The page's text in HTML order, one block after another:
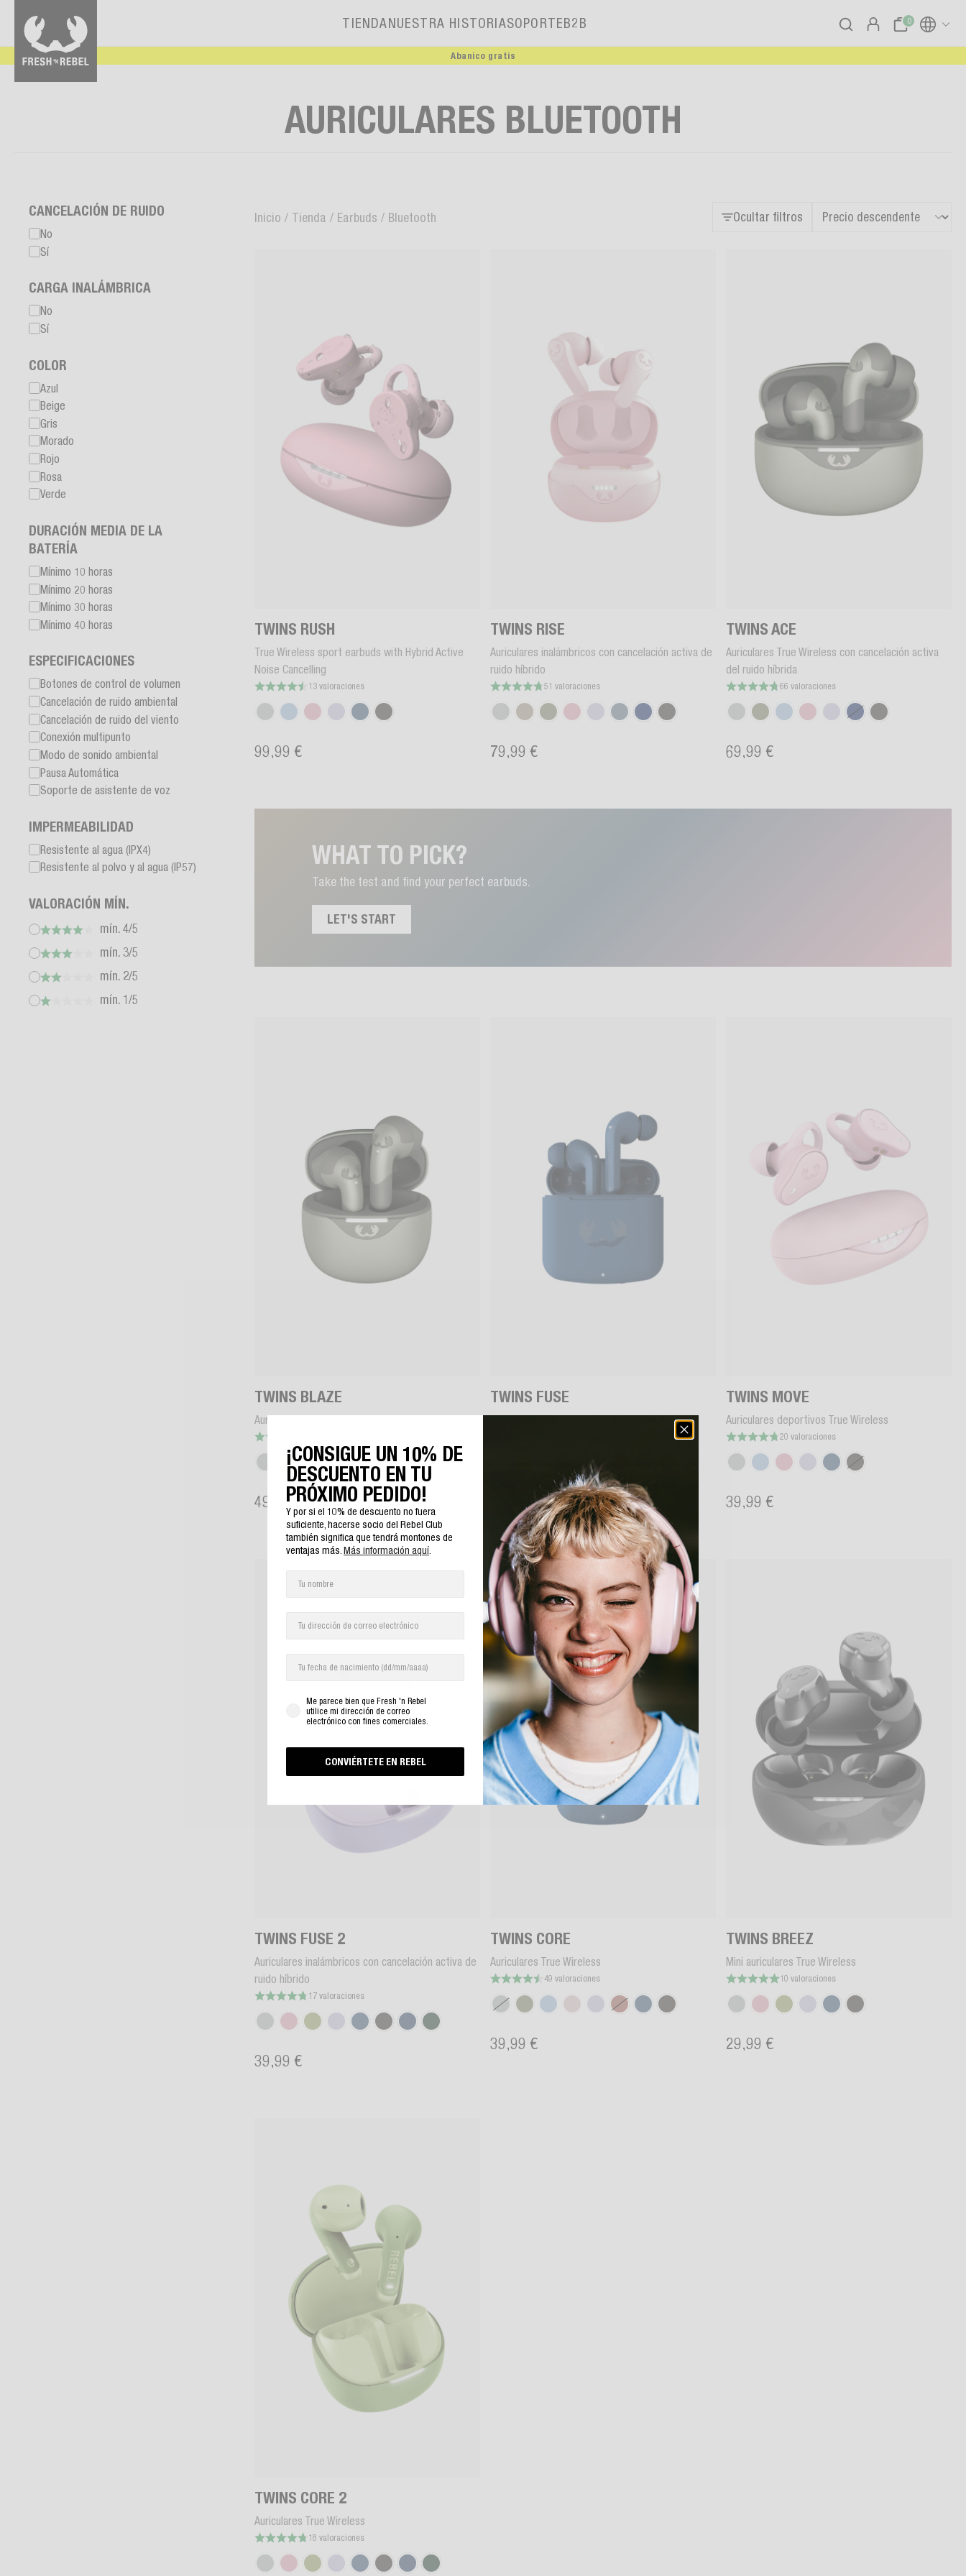
0
TIENDANUESTRA HISTORIA
Nuestra historia
SOPORTEB2B
Abanico gratis
AURICULARES BLUETOOTH
CANCELACIÓN DE RUIDO
No
Sí
CARGA INALÁMBRICA
No
Sí
COLOR
Azul
Beige
Gris
Morado
Rojo
Rosa
Verde
DURACIÓN MEDIA DE LA
BATERÍA
Mínimo 10 horas
Mínimo 20 horas
Mínimo 30 horas
Mínimo 40 horas
ESPECIFICACIONES
Botones de control de volumen
Cancelación de ruido ambiental
Cancelación de ruido del viento
Conexión multipunto
Modo de sonido ambiental
Pausa Automática
Soporte de asistente de voz
IMPERMEABILIDAD
Resistente al agua (IPX4)
Resistente al polvo y al agua (IP57)
VALORACIÓN MÍN.
mín. 4/5
mín. 3/5
mín. 2/5
mín. 1/5
Inicio / Tienda / Earbuds / Bluetooth Ocultar filtros
WHAT TO PICK?
Take the test and find your perfect earbuds.
LET'S START
TWINS RUSH
True Wireless sport earbuds with Hybrid Active
Noise Cancelling
13 valoraciones
99,99 €
TWINS RISE
Auriculares inalámbricos con cancelación activa de
ruido híbrido
51 valoraciones
79,99 €
TWINS ACE
Auriculares True Wireless con cancelación activa
del ruido híbrida
66 valoraciones
69,99 €
TWINS BLAZE
Auriculares True Wireless
49,99 €
TWINS FUSE
Auriculares True Wireless con almohadilla
39,99 €
TWINS MOVE
Auriculares deportivos True Wireless
20 valoraciones
39,99 €
TWINS FUSE 2
Auriculares inalámbricos con cancelación activa de
ruido híbrido
17 valoraciones
39,99 €
TWINS CORE
Auriculares True Wireless
49 valoraciones
39,99 €
TWINS BREEZ
Mini auriculares True Wireless
10 valoraciones
29,99 €
TWINS CORE 2
Auriculares True Wireless
18 valoraciones
¡CONSIGUE UN 10% DE
DESCUENTO EN TU
PRÓXIMO PEDIDO!
Y por si el 10% de descuento no fuera
suficiente, hacerse socio del Rebel Club
también significa que tendrá montones de
ventajas más. Más información aquí
Me parece bien que Fresh 'n Rebel
utilice mi dirección de correo
electrónico con fines comerciales.
CONVIÉRTETE EN REBEL